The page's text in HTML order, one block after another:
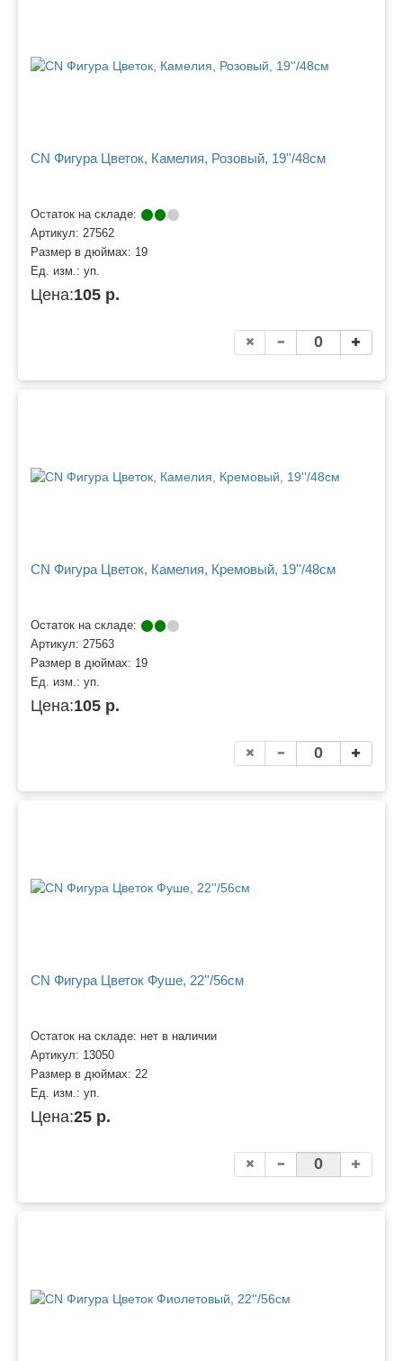
CN Фигура Цветок, Камелия, Розовый, 19''/48см
Остаток на складе:
Артикул: 27562
Размер в дюймах: 19
Ед. изм.: уп.
Цена:105 р.
CN Фигура Цветок, Камелия, Кремовый, 19''/48см
Остаток на складе:
Артикул: 27563
Размер в дюймах: 19
Ед. изм.: уп.
Цена:105 р.
CN Фигура Цветок Фуше, 22''/56см
Остаток на складе: нет в наличии
Артикул: 13050
Размер в дюймах: 22
Ед. изм.: уп.
Цена:25 р.